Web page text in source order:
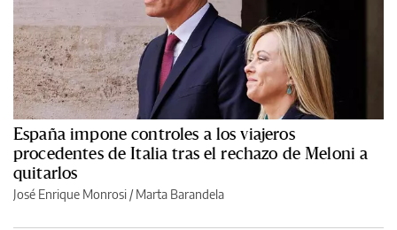
España impone controles a los viajeros
procedentes de Italia tras el rechazo de Meloni a
quitarlos
José Enrique Monrosi / Marta Barandela